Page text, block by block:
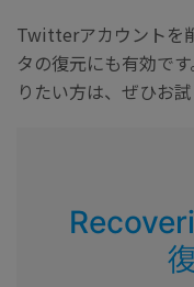
Twitterアカウントを
タの復元にも有効で
りたい方は、ぜひお試